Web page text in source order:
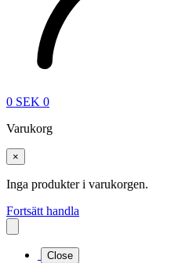
0 SEK 0
Varukorg
×
Inga produkter i varukorgen.
Fortsätt handla
Close